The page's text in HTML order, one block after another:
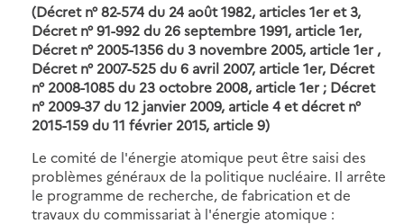
(Décret n° 82-574 du 24 août 1982, articles 1er et 3,
Décret n° 91-992 du 26 septembre 1991, article 1er,
Décret n° 2005-1356 du 3 novembre 2005, article 1er ,
Décret n° 2007-525 du 6 avril 2007, article 1er, Décret
n° 2008-1085 du 23 octobre 2008, article 1er ; Décret
n° 2009-37 du 12 janvier 2009, article 4 et décret n°
2015-159 du 11 février 2015, article 9)
Le comité de l'énergie atomique peut être saisi des
problèmes généraux de la politique nucléaire. Il arrête
le programme de recherche, de fabrication et de
travaux du commissariat à l'énergie atomique :